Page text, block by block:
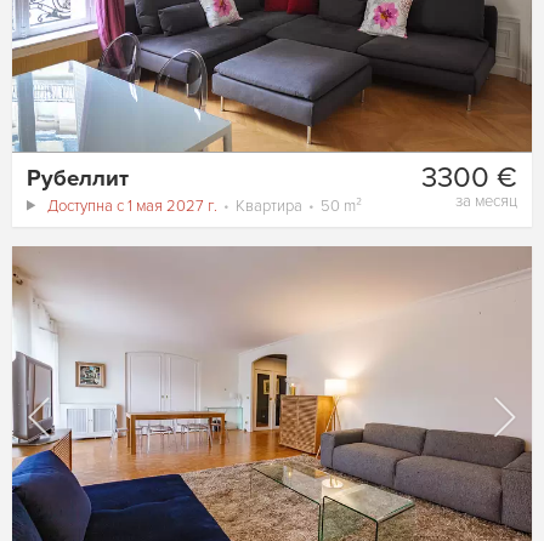
3300 €
за месяц
Рубеллит
Доступна с 1 мая 2027 г. Квартира 50 m²